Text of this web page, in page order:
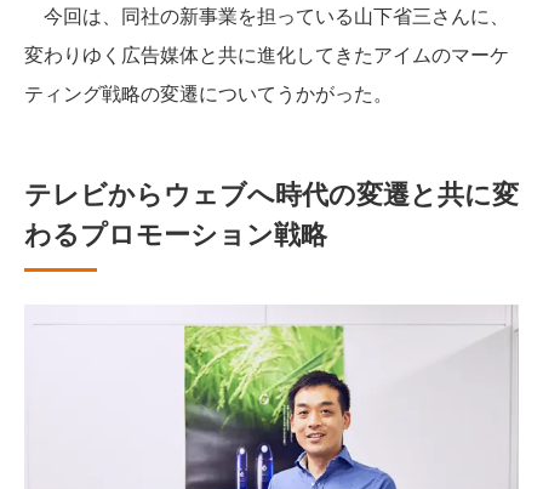
今回は、同社の新事業を担っている山下省三さんに、
変わりゆく広告媒体と共に進化してきたアイムのマーケ
ティング戦略の変遷についてうかがった。
テレビからウェブへ時代の変遷と共に変
わるプロモーション戦略